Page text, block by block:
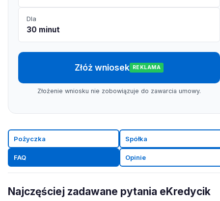
Dla
30 minut
Złóż wniosek REKLAMA
Złożenie wniosku nie zobowiązuje do zawarcia umowy.
Pożyczka Spółka
FAQ Opinie
Najczęściej zadawane pytania eKredycik